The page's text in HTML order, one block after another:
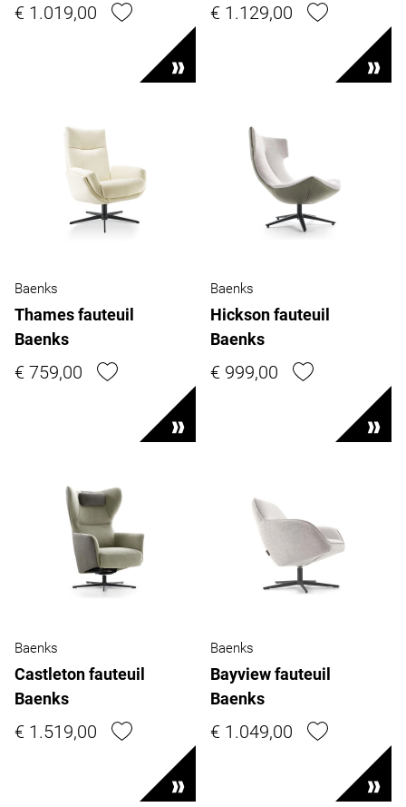
€ 1.019,00 € 1.129,00
Baenks
Thames fauteuil
Baenks
€ 759,00
Baenks
Hickson fauteuil
Baenks
€ 999,00
Baenks
Castleton fauteuil
Baenks
€ 1.519,00
Baenks
Bayview fauteuil
Baenks
€ 1.049,00